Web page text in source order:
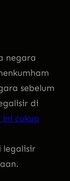
negara
sebelum
di
cukup
legalisir